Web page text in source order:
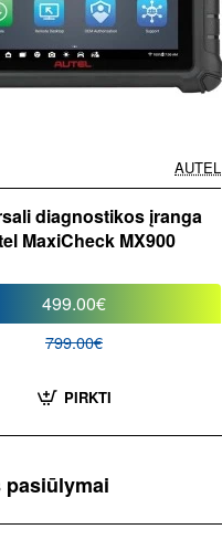
atnaujinimai
-38%
AUTEL
diagnostikos įranga
MaxiCheck MX900
499.00€
799.00€
PIRKTI